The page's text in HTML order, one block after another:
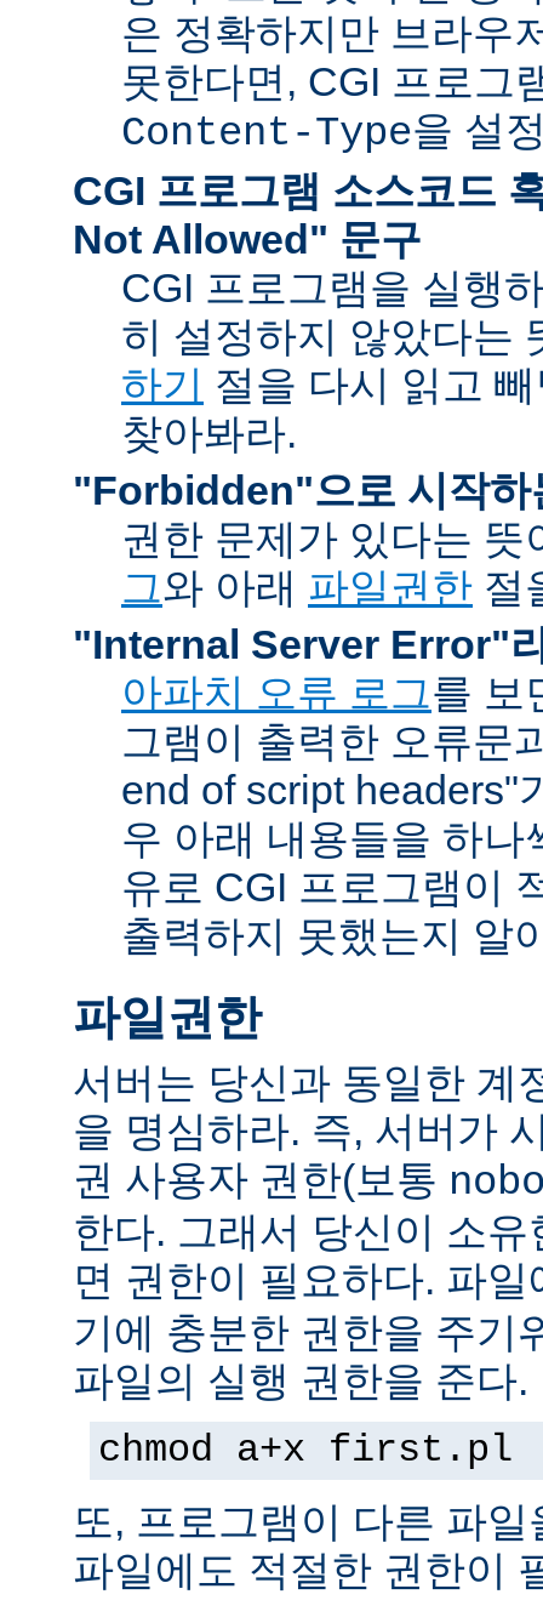
은 정확하지만 브라우
못한다면, CGI 프로그
Content-Type을 설
CGI 프로그램 소스코드
Not Allowed" 문구
CGI 프로그램을 실행
히 설정하지 않았다는
하기 절을 다시 읽고
찾아봐라.
"Forbidden"으로 시작하
권한 문제가 있다는
그와 아래 파일권한 절
"Internal Server Error"
아파치 오류 로그를 보
그램이 출력한 오류문
end of script headers"
우 아래 내용들을 하나
유로 CGI 프로그램이
출력하지 못했는지 알
파일권한
서버는 당신과 동일한 계
을 명심하라. 즉, 서버가
권 사용자 권한(보통
한다. 그래서 당신이 소
면 권한이 필요하다. 파
기에 충분한 권한을 주기
파일의 실행 권한을 준다.
chmod a+x first.pl
또, 프로그램이 다른 파
파일에도 적절한 권한이